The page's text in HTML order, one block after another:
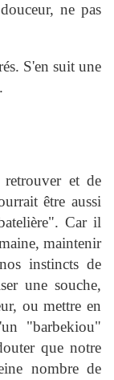
ne pas
S'en suit une
et de
être aussi
Car il
maintenir
instincts de
une souche,
ou mettre en
"barbekiou"
que notre
nombre de